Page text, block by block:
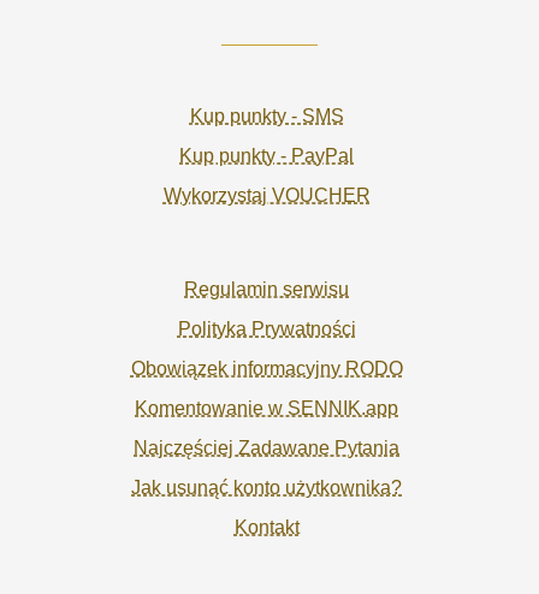
Kup punkty - SMS
Kup punkty - PayPal
Wykorzystaj VOUCHER
Regulamin serwisu
Polityka Prywatności
Obowiązek informacyjny RODO
Komentowanie w SENNIK.app
Najczęściej Zadawane Pytania
Jak usunąć konto użytkownika?
Kontakt